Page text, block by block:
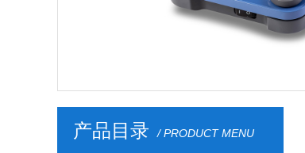
产品目录 / PRODUCT MENU